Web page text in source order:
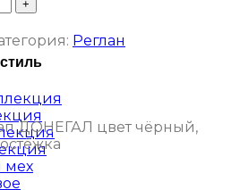
мех
Реглан
ДОНЕГАЛ цвет чёрный,